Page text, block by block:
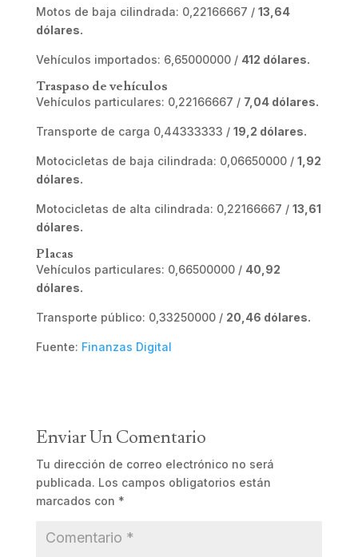
Motos de baja cilindrada: 0,22166667 / 13,64
dólares.
Vehículos importados: 6,65000000 / 412 dólares.
Traspaso de vehículos
Vehículos particulares: 0,22166667 / 7,04 dólares.
Transporte de carga 0,44333333 / 19,2 dólares.
Motocicletas de baja cilindrada: 0,06650000 / 1,92
dólares.
Motocicletas de alta cilindrada: 0,22166667 / 13,61
dólares.
Placas
Vehículos particulares: 0,66500000 / 40,92
dólares.
Transporte público: 0,33250000 / 20,46 dólares.
Fuente: Finanzas Digital
Enviar Un Comentario
Tu dirección de correo electrónico no será
publicada. Los campos obligatorios están
marcados con *